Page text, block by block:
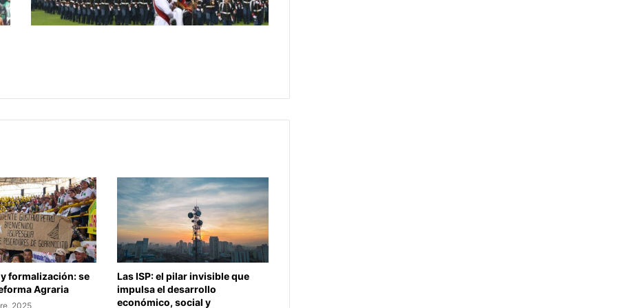
la
Escuela
formalización: se
Agraria
2025
Las ISP: el pilar invisible que
impulsa el desarrollo
económico, social y